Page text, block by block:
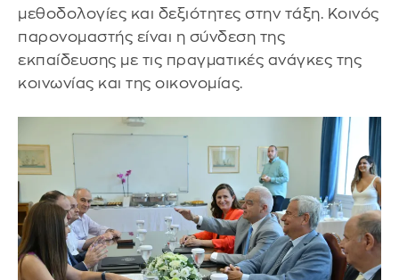
μεθοδολογίες και δεξιότητες στην τάξη. Κοινός
παρονομαστής είναι η σύνδεση της
εκπαίδευσης με τις πραγματικές ανάγκες της
κοινωνίας και της οικονομίας.